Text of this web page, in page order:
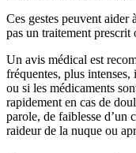
Ces gestes peuvent
pas un traitement prescrit
Un avis médical est
fréquentes, plus
ou si les médicaments
rapidement en cas de
parole, de faiblesse d’un
raideur de la nuque ou